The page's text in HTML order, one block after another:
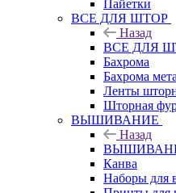
Пайетки
ВСЕ ДЛЯ ШТОР
Назад
ВСЕ ДЛЯ
Бахрома
Бахрома
Ленты
Шторная
ВЫШИВАНИЕ
Назад
Канва
Наборы для